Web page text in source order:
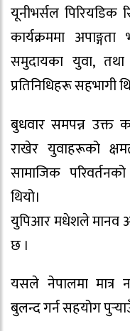
यूनीभर्सल पिरियडिक
कार्यक्रममा
समुदायका युवा,
प्रतिनिधिहरू सहभागी
बुधवार समपन्न उक्त
राखेर युवाहरूको
सामाजिक
थियो।
युपिआर मधेशले मानव
छ ।
यसले नेपालमा मात्र
बुलन्द गर्न सहयोग